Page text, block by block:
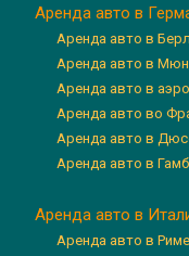
Аренда авто в
Аренда авто в
Аренда авто в
Аренда авто в
Аренда авто во
Аренда авто в
Аренда авто в
Аренда авто в
Аренда авто в Риме